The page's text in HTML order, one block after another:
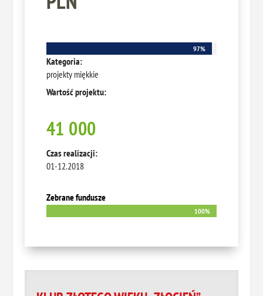
97%
97%
Kategoria:
projekty miękkie
Wartość projektu:
41 000
Czas realizacji:
01-12.2018
Zebrane fundusze
100%
100%